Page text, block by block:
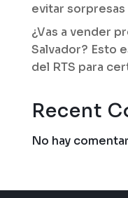
evitar
¿Vas a vender
Salvador? Esto
del RTS para
Recent
No hay